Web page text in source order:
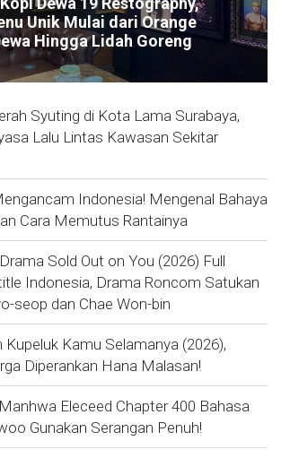
Unik Mulai dari Orange
Hingga Lidah Goreng
Syuting di Kota Lama Surabaya,
Lalu Lintas Kawasan Sekitar
Indonesia! Mengenal Bahaya
Cara Memutus Rantainya
Sold Out on You (2026) Full
Indonesia, Drama Roncom Satukan
seop dan Chae Won-bin
Kupeluk Kamu Selamanya (2026),
Diperankan Hana Malasan!
Eleceed Chapter 400 Bahasa
Gunakan Serangan Penuh!